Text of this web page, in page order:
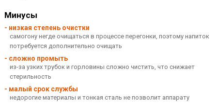
Минусы
- низкая степень очистки
самогону негде очищаться в процессе перегонки, поэтому напиток
потребуется дополнительно очищать
- сложно промыть
из-за узких трубок и горловины сложно чистить, что снижает
стерильность
- малый срок службы
недорогие материалы и тонкая сталь не позволит аппарату